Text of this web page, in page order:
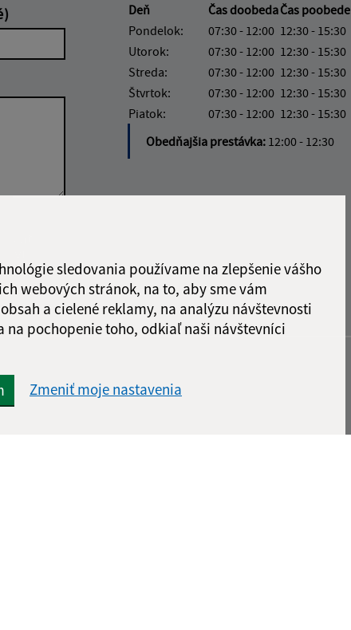
sledovania používame na zlepšenie vášho
webových stránok, na to, aby sme vám
a cielené reklamy, na analýzu návštevnosti
na pochopenie toho, odkiaľ naši návštevníci
Zmeniť moje nastavenia
Response
Deň Čas doobedaČas poobede
Pondelok:
07:30 - 12:00 12:30 - 15:30
Utorok:
07:30 - 12:00 12:30 - 15:30
Streda:
07:30 - 12:00 12:30 - 15:30
Štvrtok:
07:30 - 12:00 12:30 - 15:30
Piatok:
07:30 - 12:00 12:30 - 15:30
Obedňajšia prestávka: 12:00 - 12:30